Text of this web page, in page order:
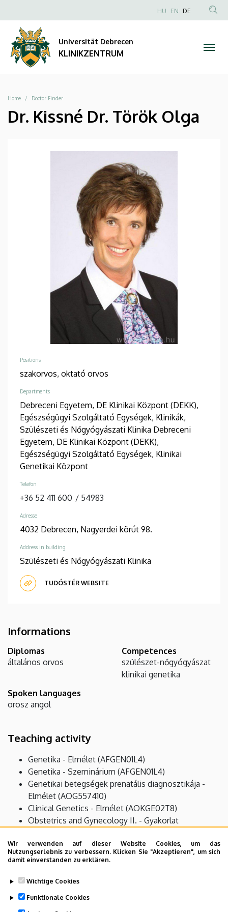
Wir verwenden auf dieser Website Cookies, um das
Nutzungserlebnis zu verbessern. Klicken Sie "Akzeptieren", um sich
damit einverstanden zu erklären.
Wichtige Cookies
Funktionale Cookies
KLINIKZENTRUM
zum
Inhalt
Anonim
HU EN DE
Universität Debrecen
KLINIKZENTRUM
Breadcrumb
Home Doctor Finder
Dr. Kissné Dr. Török Olga
Positions
szakorvos, oktató orvos
Departments
Debreceni Egyetem, DE Klinikai Központ (DEKK),
Egészségügyi Szolgáltató Egységek, Klinikák,
Szülészeti és Nőgyógyászati Klinika Debreceni
Egyetem, DE Klinikai Központ (DEKK),
Egészségügyi Szolgáltató Egységek, Klinikai
Genetikai Központ
Telefon
+36 52 411 600 / 54983
Adresse
4032 Debrecen, Nagyerdei körút 98.
Address in building
Szülészeti és Nőgyógyászati Klinika
TUDÓSTÉR WEBSITE
Informations
Diplomas
általános orvos
Competences
szülészet-nőgyógyászat
klinikai genetika
Spoken languages
orosz angol
Teaching activity
Genetika - Elmélet (AFGEN01L4)
Genetika - Szeminárium (AFGEN01L4)
Genetikai betegségek prenatális diagnosztikája -
Elmélet (AOG557410)
Clinical Genetics - Elmélet (AOKGE02T8)
Obstetrics and Gynecology II. - Gyakorlat
Szülészet-nőgyógyászat II. - Gyakorlat (AOSZU10A8)
Research activity
Prenatális diagnosztika